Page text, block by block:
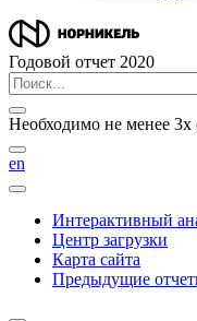
Годовой отчет 2020
Необходимо не менее 3х
en
Интерактивный
Центр загрузки
Карта сайта
Предыдущие